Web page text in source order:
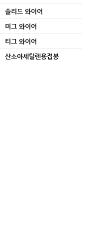
솔리드 와이어
미그 와이어
티그 와이어
산소아세틸렌용접봉